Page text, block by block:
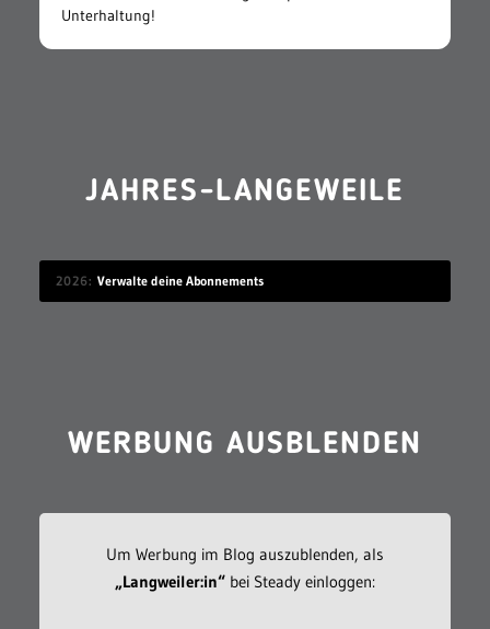
Unterhaltung!
JAHRES-LANGEWEILE
2026 Verwalte deine Abonnements
WERBUNG AUSBLENDEN
Um Werbung im Blog auszublenden, als
„Langweiler:in“bei Steady einloggen: